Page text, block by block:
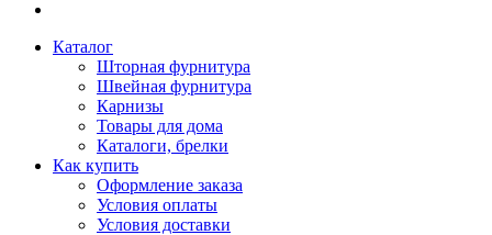
Каталог
Шторная фурнитура
Швейная фурнитура
Карнизы
Товары для дома
Каталоги, брелки
Как купить
Оформление заказа
Условия оплаты
Условия доставки